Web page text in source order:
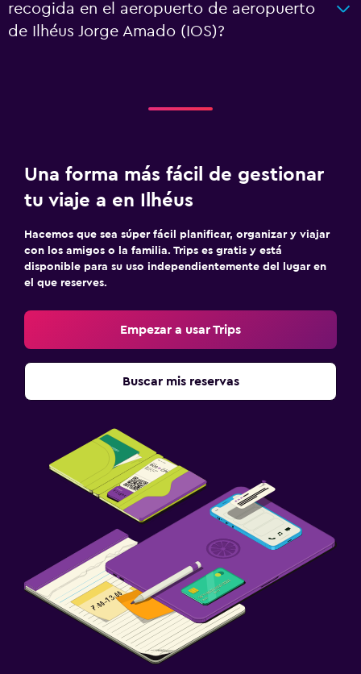
recogida en el aeropuerto de aeropuerto
de Ilhéus Jorge Amado (IOS)?
Una forma más fácil de gestionar
tu viaje a en Ilhéus
Hacemos que sea súper fácil planificar, organizar y viajar
con los amigos o la familia. Trips es gratis y está
disponible para su uso independientemente del lugar en
el que reserves.
Empezar a usar Trips
Buscar mis reservas